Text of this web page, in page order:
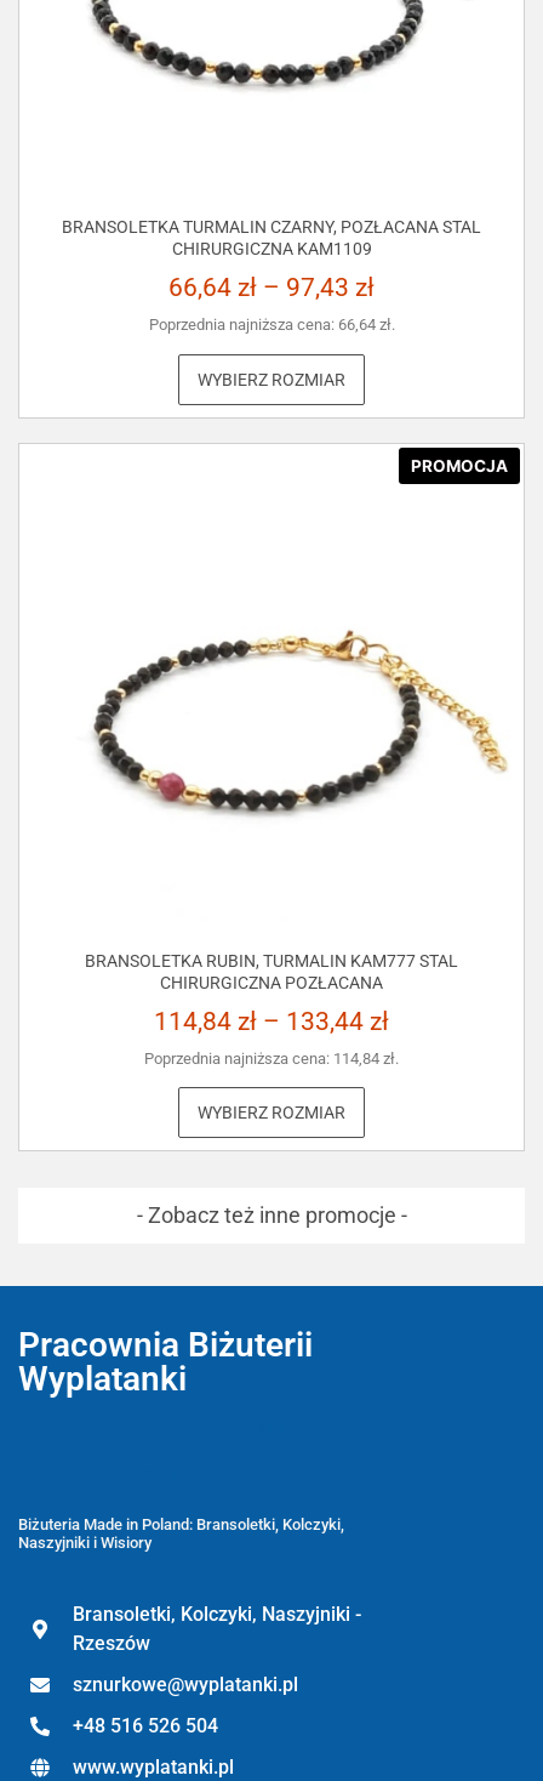
BRANSOLETKA TURMALIN CZARNY, POZŁACANA STAL
CHIRURGICZNA KAM1109
66,64 zł – 97,43 zł
Poprzednia najniższa cena: 66,64 zł.
WYBIERZ ROZMIAR
PROMOCJA
BRANSOLETKA RUBIN, TURMALIN KAM777 STAL
CHIRURGICZNA POZŁACANA
114,84 zł – 133,44 zł
Poprzednia najniższa cena: 114,84 zł.
WYBIERZ ROZMIAR
- Zobacz też inne promocje -
Pracownia Biżuterii
Wyplatanki
Biżuteria Made in Poland: Bransoletki, Kolczyki,
Naszyjniki i Wisiory
Bransoletki, Kolczyki, Naszyjniki -
Rzeszów
sznurkowe@wyplatanki.pl
+48 516 526 504
www.wyplatanki.pl